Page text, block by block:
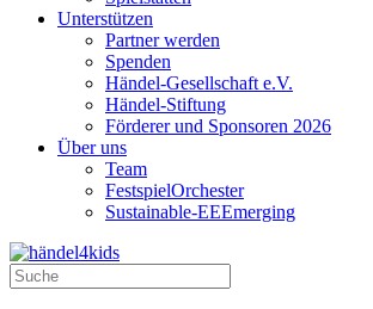
Unterstützen
Partner werden
Spenden
Händel-Gesellschaft e.V.
Händel-Stiftung
Förderer und Sponsoren 2026
Über uns
Team
FestspielOrchester
Sustainable-EEEmerging